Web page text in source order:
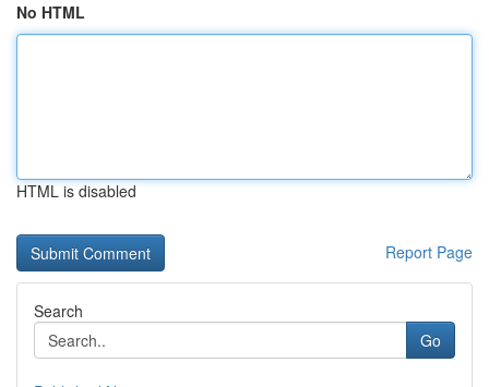
No HTML
HTML is disabled
Report Page
Search
Go